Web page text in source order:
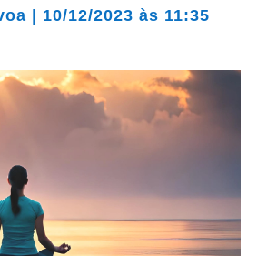
10/12/2023 às 11:35